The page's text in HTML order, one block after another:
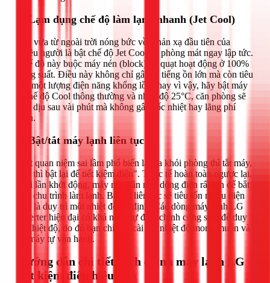
1. Lạm dụng chế độ làm lạnh nhanh (Jet Cool)
Khi vừa từ ngoài trời nóng bức về, phản xạ đầu tiên của
nhiều người là bật chế độ Jet Cool để phòng mát ngay lập tức.
Chế độ này buộc máy nén (block) và quạt hoạt động ở 100%
công suất. Điều này không chỉ gây ra tiếng ồn lớn mà còn tiêu
thụ một lượng điện năng khổng lồ. Thay vì vậy, hãy bật máy
ở chế độ Cool thông thường và nhiệt độ 25°C, căn phòng sẽ
mát dịu sau vài phút mà không gây sốc nhiệt hay lãng phí
điện.
2. Bật/tắt máy lạnh liên tục
Một quan niệm sai lầm phổ biến là "ra khỏi phòng thì tắt máy,
vào thì bật lại để tiết kiệm điện". Thực tế hoàn toàn ngược lại.
Mỗi lần khởi động, máy nén cần một dòng điện rất lớn để bắt
đầu chu trình làm lạnh. Bật/tắt liên tục sẽ tiêu tốn nhiều điện
hơn là duy trì một nhiệt độ ổn định. Các dòng máy lạnh LG
Inverter hiện đại có khả năng tự điều chỉnh công suất để duy
trì nhiệt độ, do đó bạn chỉ cần cài đặt nhiệt độ mong muốn và
để máy tự vận hành.
Hướng dẫn chi tiết cách chỉnh máy lạnh LG
tiết kiệm điện hiệu quả